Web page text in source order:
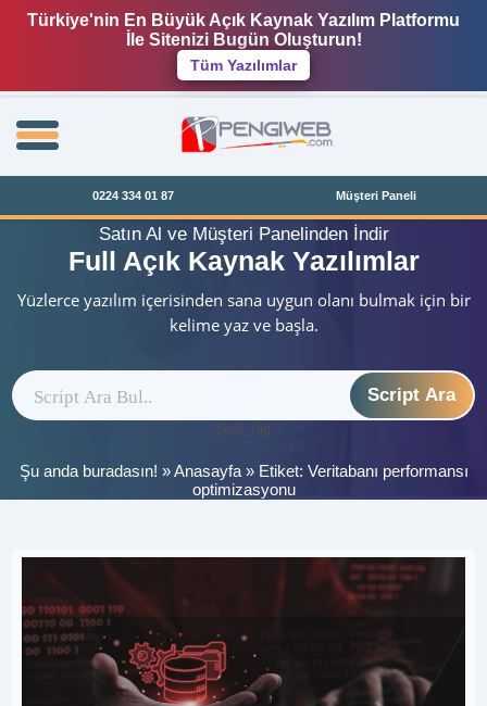
Türkiye'nin En Büyük Açık Kaynak Yazılım Platformu
İle Sitenizi Bugün Oluşturun!
Tüm Yazılımlar
0224 334 01 87 Müşteri Paneli
Satın Al ve Müşteri Panelinden İndir
Full Açık Kaynak Yazılımlar
Yüzlerce yazılım içerisinden sana uygun olanı bulmak için bir
kelime yaz ve başla.
Script Ara
post_tag
Şu anda buradasın! »Anasayfa» Etiket: Veritabanı performansı
optimizasyonu